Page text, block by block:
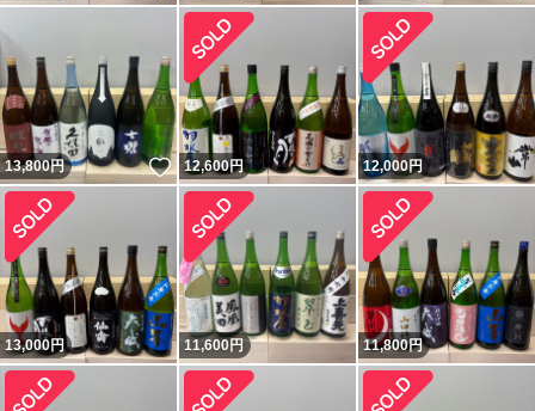
13,800円 いいね！
12,600円 12,000円
13,000円 11,600円 11,800円